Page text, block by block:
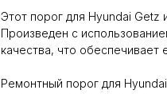
Этот порог для Hyundai Getz
Произведен с
качества, что обеспечивает
Ремонтный порог для